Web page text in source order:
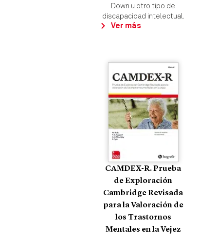
Down u otro tipo de
discapacidad intelectual.
Ver más
CAMDEX-R. Prueba
de Exploración
Cambridge Revisada
para la Valoración de
los Trastornos
Mentales en la Vejez